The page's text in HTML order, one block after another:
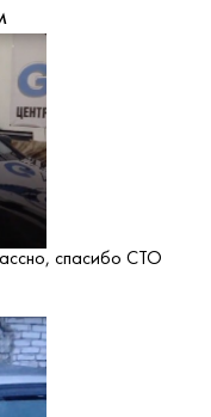
спасибо СТО